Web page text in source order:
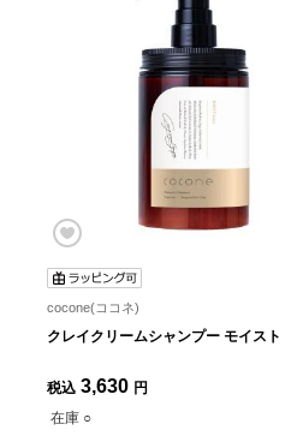
cocone(ココネ)
クレイクリームシャンプー モイスト
税込 3,630 円
在庫 ○